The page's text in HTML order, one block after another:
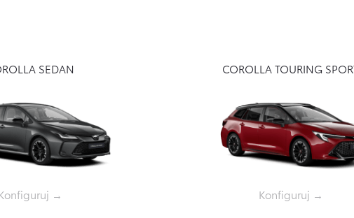
SEDAN
→
COROLLA TOURING
Konfiguruj →